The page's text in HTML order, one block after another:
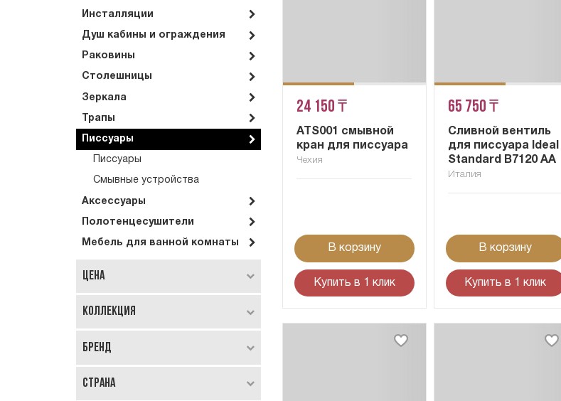
Инсталляции
Душ кабины и ограждения
Раковины
Столешницы
Зеркала
Трапы
Писсуары
Писсуары
Смывные устройства
Аксессуары
Полотенцесушители
Мебель для ванной комнаты
Цена
Коллекция
Бренд
Страна
24 150 ₸
ATS001 смывной
кран для писсуара
Чехия
В корзину
Купить в 1 клик
65 750 ₸
Сливной вентиль
для писсуара Ideal
Standard B7120 AA
Италия
В корзину
Купить в 1 клик